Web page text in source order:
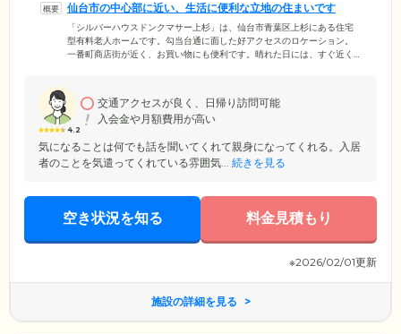
仙台市の中心部に近い、生活に便利な立地の住まいです
「シルバーハウスドンクマサー上杉」は、仙台市青葉区上杉にある住宅
型有料老人ホームです。勾当台通に面した好アクセスのロケーション。
一番町商店街が近く、お買い物にも便利です。晴れた日には、すぐ近く
思いおもいに生活を送っていただけます。ご入居のみなさまがお住まい
になる居室は、ふたつのタイプをご用意いたしました。個室では、プラ
イバシーの保たれた空間での生活が可能です。ふたり部屋もありますの
で、ご夫婦やごきょうだいでのご入居をお考え中の方もお気軽にご相談
ください。
4.2
交通アクセスが良く、日帰り訪問可能
入会金や月額費用が高い
気になることは何でも話を聞いてくれて親身になってくれる。入居
者のことを気遣ってくれている雰囲気... 続きを見る
空き状況を知る 料金見積もり
※2026/02/01更新
施設の詳細を見る